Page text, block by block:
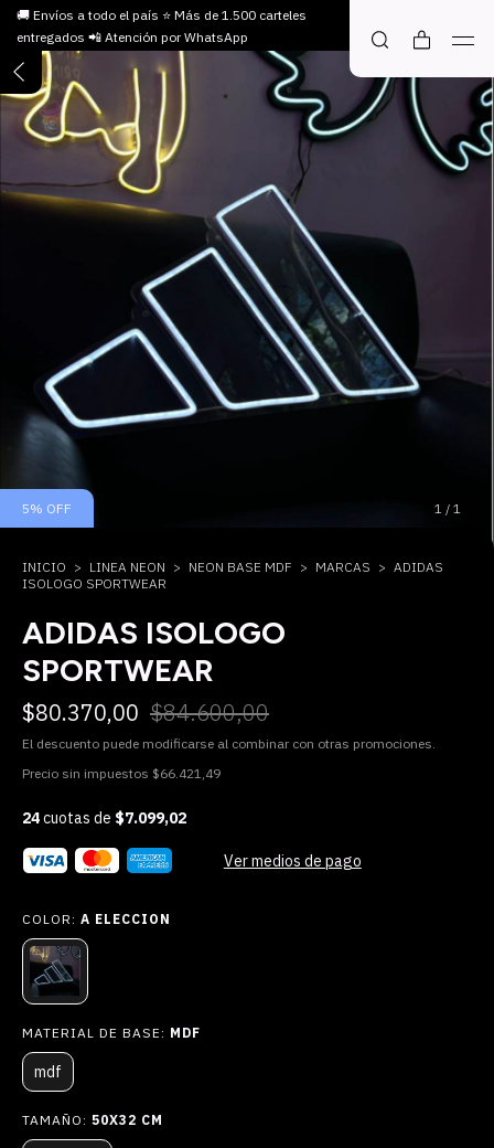
🚚 Envíos a todo el país ⭐ Más de 1.500 carteles
entregados 📲 Atención por WhatsApp
5% OFF 1 / 1
INICIO > LINEA NEON > NEON BASE MDF > MARCAS > ADIDAS
ISOLOGO SPORTWEAR
ADIDAS ISOLOGO
SPORTWEAR
$80.370,00 $84.600,00
El descuento puede modificarse al combinar con otras promociones.
Precio sin impuestos $66.421,49
24cuotas de $7.099,02
Ver medios de pago
COLOR: A ELECCION
MATERIAL DE BASE: MDF
mdf
TAMAÑO: 50X32 CM